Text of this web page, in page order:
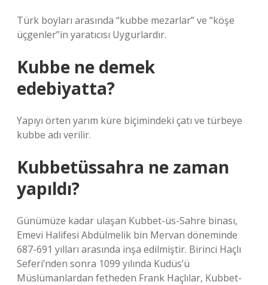
Türk boyları arasında “kubbe mezarlar” ve “köşe
üçgenler”in yaratıcısı Uygurlardır.
Kubbe ne demek
edebiyatta?
Yapıyı örten yarım küre biçimindeki çatı ve türbeye
kubbe adı verilir.
Kubbetüssahra ne zaman
yapıldı?
Günümüze kadar ulaşan Kubbet-üs-Sahre binası,
Emevi Halifesi Abdülmelik bin Mervan döneminde
687-691 yılları arasında inşa edilmiştir. Birinci Haçlı
Seferi’nden sonra 1099 yılında Kudüs’ü
Müslümanlardan fetheden Frank Haçlılar, Kubbet-